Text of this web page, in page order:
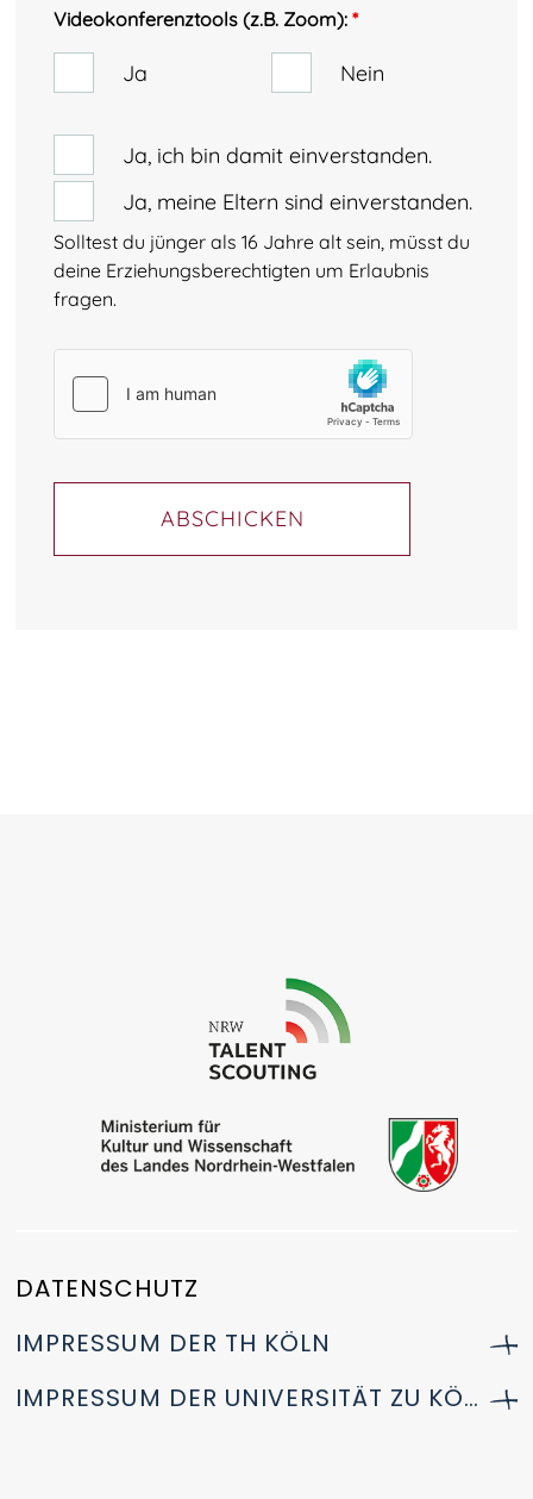
Videokonferenztools (z.B. Zoom):*
Ja Nein
Ja, ich bin damit einverstanden.
Ja, meine Eltern sind einverstanden.
Solltest du jünger als 16 Jahre alt sein, müsst du
deine Erziehungsberechtigten um Erlaubnis
fragen.
ABSCHICKEN
DATENSCHUTZ
IMPRESSUM DER TH KÖLN
IMPRESSUM DER UNIVERSITÄT ZU KÖLN